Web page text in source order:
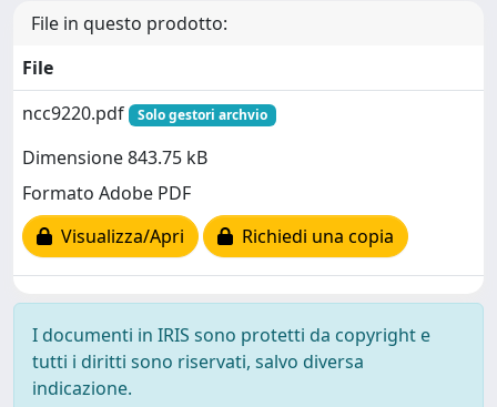
File in questo prodotto:
File
ncc9220.pdf
Solo gestori archvio
Dimensione 843.75 kB
Formato Adobe PDF
Visualizza/Apri
Richiedi una copia
I documenti in IRIS sono protetti da copyright e
tutti i diritti sono riservati, salvo diversa
indicazione.